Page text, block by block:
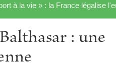
à la vie » : la France légalise
: une